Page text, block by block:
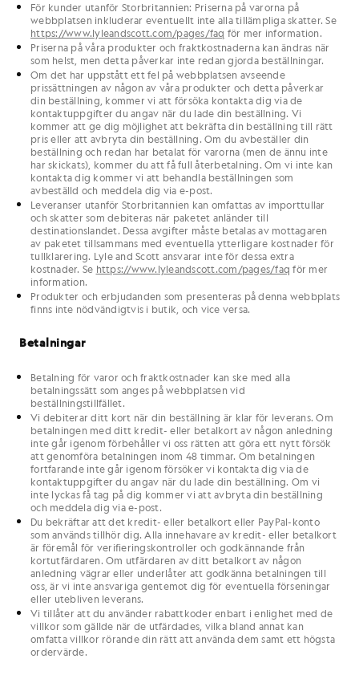
För kunder utanför Storbritannien: Priserna på varorna på
webbplatsen inkluderar eventuellt inte alla tillämpliga skatter. Se
https://www.lyleandscott.com/pages/faq för mer information.
Priserna på våra produkter och fraktkostnaderna kan ändras när
som helst, men detta påverkar inte redan gjorda beställningar.
Om det har uppstått ett fel på webbplatsen avseende
prissättningen av någon av våra produkter och detta påverkar
din beställning, kommer vi att försöka kontakta dig via de
kontaktuppgifter du angav när du lade din beställning. Vi
kommer att ge dig möjlighet att bekräfta din beställning till rätt
pris eller att avbryta din beställning. Om du avbeställer din
beställning och redan har betalat för varorna (men de ännu inte
har skickats), kommer du att få full återbetalning. Om vi inte kan
kontakta dig kommer vi att behandla beställningen som
avbeställd och meddela dig via e-post.
Leveranser utanför Storbritannien kan omfattas av importtullar
och skatter som debiteras när paketet anländer till
destinationslandet. Dessa avgifter måste betalas av mottagaren
av paketet tillsammans med eventuella ytterligare kostnader för
tullklarering. Lyle and Scott ansvarar inte för dessa extra
kostnader. Se https://www.lyleandscott.com/pages/faq för mer
information.
Produkter och erbjudanden som presenteras på denna webbplats
finns inte nödvändigtvis i butik, och vice versa.
Betalningar
Betalning för varor och fraktkostnader kan ske med alla
betalningssätt som anges på webbplatsen vid
beställningstillfället.
Vi debiterar ditt kort när din beställning är klar för leverans. Om
betalningen med ditt kredit- eller betalkort av någon anledning
inte går igenom förbehåller vi oss rätten att göra ett nytt försök
att genomföra betalningen inom 48 timmar. Om betalningen
fortfarande inte går igenom försöker vi kontakta dig via de
kontaktuppgifter du angav när du lade din beställning. Om vi
inte lyckas få tag på dig kommer vi att avbryta din beställning
och meddela dig via e-post.
Du bekräftar att det kredit- eller betalkort eller PayPal-konto
som används tillhör dig. Alla innehavare av kredit- eller betalkort
är föremål för verifieringskontroller och godkännande från
kortutfärdaren. Om utfärdaren av ditt betalkort av någon
anledning vägrar eller underlåter att godkänna betalningen till
oss, är vi inte ansvariga gentemot dig för eventuella förseningar
eller utebliven leverans.
Vi tillåter att du använder rabattkoder enbart i enlighet med de
villkor som gällde när de utfärdades, vilka bland annat kan
omfatta villkor rörande din rätt att använda dem samt ett högsta
ordervärde.